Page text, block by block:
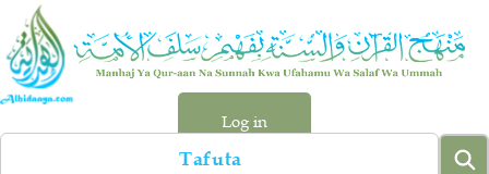
Skip
main
content
Log in
Search